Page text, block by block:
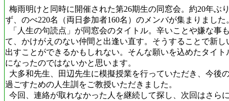
梅雨明けと同時に開催された第26期生の同窓会。約20年ぶ
ず、のべ220名（両日参加者160名）のメンバが集まりました
「人生の句読点」が同窓会のタイトル。辛いことや嫌な事
て、かけがえのない仲間と出逢い直す。そうすることで新し
出すことができるかもしれない。そんな願いを込めたタイト
になったのではないかと思います。
大多和先生、田辺先生に模擬授業を行っていただき、今後
過ごすための人生訓をご教授いただきました。
今回、連絡が取れなかった人を継続して探し、次回はさら